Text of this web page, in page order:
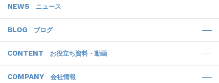
NEWS ニュース
BLOG ブログ
CONTENT お役立ち資料・動画
COMPANY 会社情報